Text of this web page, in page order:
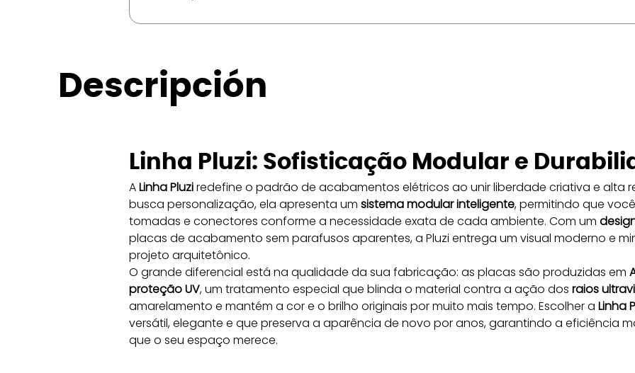
Descripción
Linha Pluzi: Sofisticação Modular e
A Linha Pluzi redefine o padrão de acabamentos elétricos ao unir liberdade criativa e alta
busca personalização, ela apresenta um sistema modular inteligente, permitindo que
tomadas e conectores conforme a necessidade exata de cada ambiente. Com um
placas de acabamento sem parafusos aparentes, a Pluzi entrega um visual moderno e
projeto arquitetônico.
O grande diferencial está na qualidade da sua fabricação: as placas são produzidas em
proteção UV, um tratamento especial que blinda o material contra a ação dos raios
amarelamento e mantém a cor e o brilho originais por muito mais tempo. Escolher a Linha
versátil, elegante e que preserva a aparência de novo por anos, garantindo a eficiência
que o seu espaço merece.